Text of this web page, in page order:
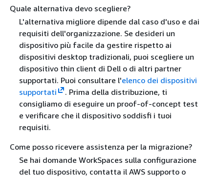
Quale alternativa devo scegliere?
L'alternativa migliore dipende dal caso d'uso e dai
requisiti dell'organizzazione. Se desideri un
dispositivo più facile da gestire rispetto ai
dispositivi desktop tradizionali, puoi scegliere un
dispositivo thin client di Dell o di altri partner
supportati. Puoi consultare l'elenco dei dispositivi
supportati
. Prima della distribuzione, ti
consigliamo di eseguire un proof-of-concept test
e verificare che il dispositivo soddisfi i tuoi
requisiti.
Come posso ricevere assistenza per la migrazione?
Se hai domande WorkSpaces sulla configurazione
del tuo dispositivo, contatta il AWS supporto o